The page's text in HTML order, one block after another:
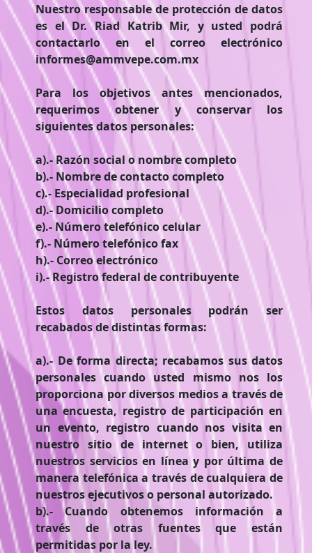
Nuestro responsable de protección de datos
es el Dr. Riad Katrib Mir, y usted podrá
contactarlo en el correo electrónico
informes@ammvepe.com.mx
Para los objetivos antes mencionados,
requerimos obtener y conservar los
siguientes datos personales:
a).- Razón social o nombre completo
b).- Nombre de contacto completo
c).- Especialidad profesional
d).- Domicilio completo
e).- Número telefónico celular
f).- Número telefónico fax
h).- Correo electrónico
i).- Registro federal de contribuyente
Estos datos personales podrán ser
recabados de distintas formas:
a).- De forma directa; recabamos sus datos
personales cuando usted mismo nos los
proporciona por diversos medios a través de
una encuesta, registro de participación en
un evento, registro cuando nos visita en
nuestro sitio de internet o bien, utiliza
nuestros servicios en línea y por última de
manera telefónica a través de cualquiera de
nuestros ejecutivos o personal autorizado.
b).- Cuando obtenemos información a
través de otras fuentes que están
permitidas por la ley.